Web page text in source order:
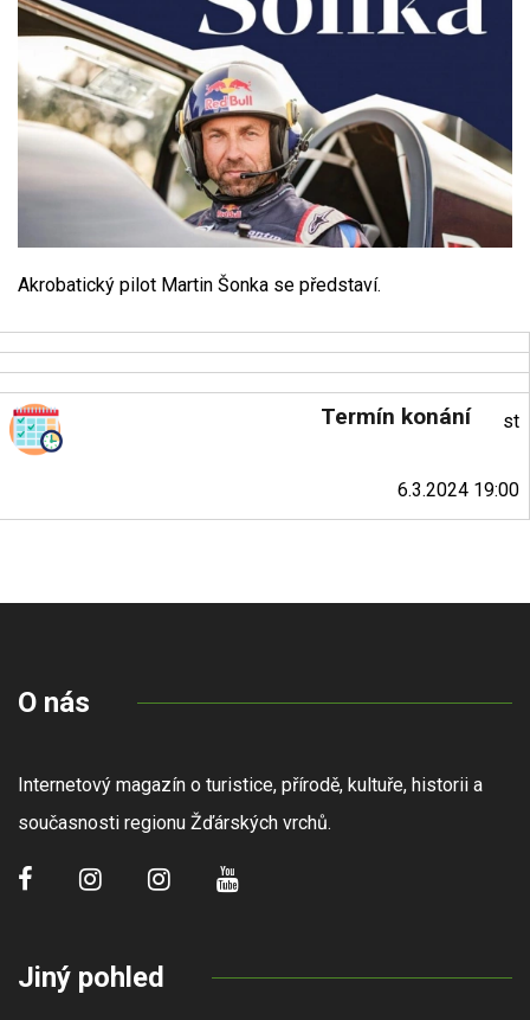
Akrobatický pilot Martin Šonka se představí.
Termín konání st
6.3.2024 19:00
O nás
Internetový magazín o turistice, přírodě, kultuře, historii a
současnosti regionu Žďárských vrchů.
Jiný pohled